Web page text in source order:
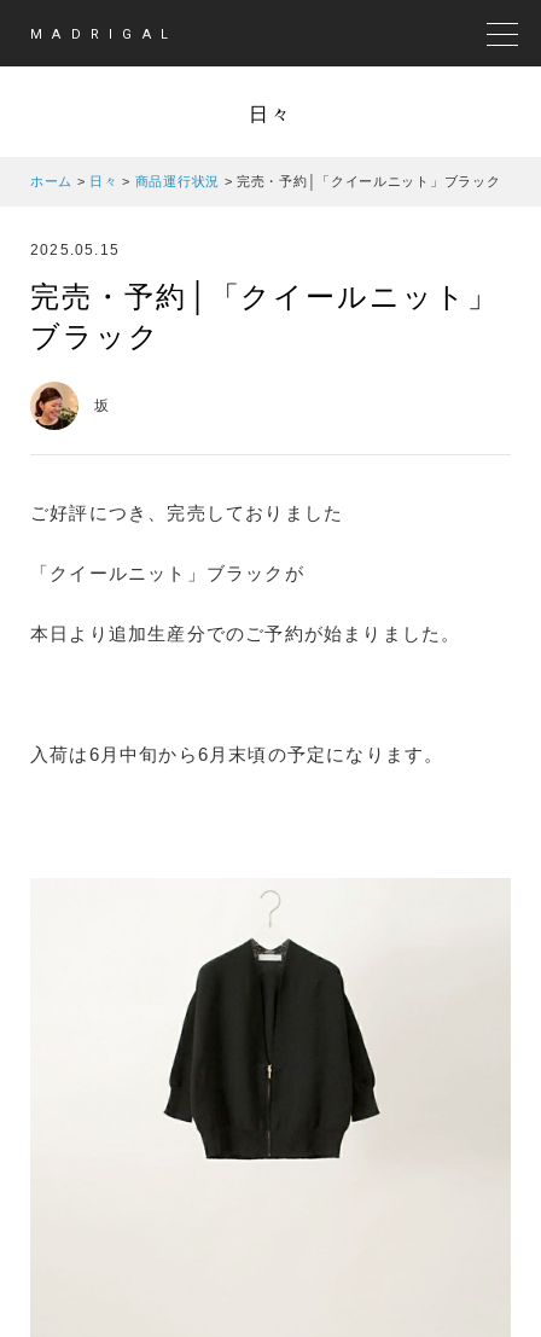
MADRIGAL
日々
ホーム > 日々 > 商品運行状況 >完売・予約│「クイールニット」ブラック
2025.05.15
完売・予約│「クイールニット」
ブラック
坂
ご好評につき、完売しておりました
「クイールニット」ブラックが
本日より追加生産分でのご予約が始まりました。
入荷は6月中旬から6月末頃の予定になります。